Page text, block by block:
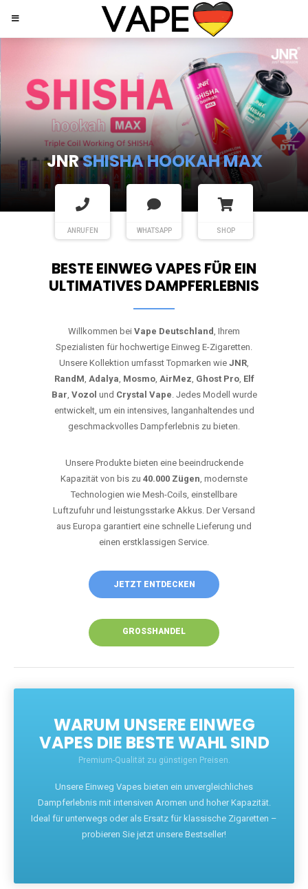
JNRSHISHA HOOKAH MAX
ANRUFEN WHATSAPP SHOP
BESTE EINWEG VAPES FÜR EIN
ULTIMATIVES DAMPFERLEBNIS
Willkommen bei Vape Deutschland, Ihrem
Spezialisten für hochwertige Einweg E-Zigaretten.
Unsere Kollektion umfasst Topmarken wie JNR,
RandM, Adalya, Mosmo, AirMez, Ghost Pro, Elf
Bar, Vozol und Crystal Vape. Jedes Modell wurde
entwickelt, um ein intensives, langanhaltendes und
geschmackvolles Dampferlebnis zu bieten.
Unsere Produkte bieten eine beeindruckende
Kapazität von bis zu 40.000 Zügen, modernste
Technologien wie Mesh-Coils, einstellbare
Luftzufuhr und leistungsstarke Akkus. Der Versand
aus Europa garantiert eine schnelle Lieferung und
einen erstklassigen Service.
JETZT ENTDECKEN
GROSSHANDEL
WARUM UNSERE EINWEG
VAPES DIE BESTE WAHL SIND
Premium-Qualität zu günstigen Preisen.
Unsere Einweg Vapes bieten ein unvergleichliches
Dampferlebnis mit intensiven Aromen und hoher Kapazität.
Ideal für unterwegs oder als Ersatz für klassische Zigaretten –
probieren Sie jetzt unsere Bestseller!